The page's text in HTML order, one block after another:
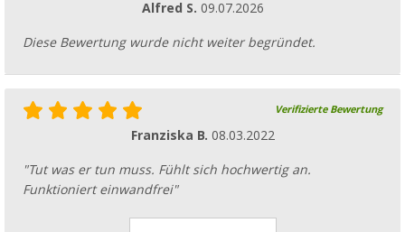
Alfred S. 09.07.2026
Diese Bewertung wurde nicht weiter begründet.
Verifizierte Bewertung
Franziska B. 08.03.2022
"Tut was er tun muss. Fühlt sich hochwertig an.
Funktioniert einwandfrei"